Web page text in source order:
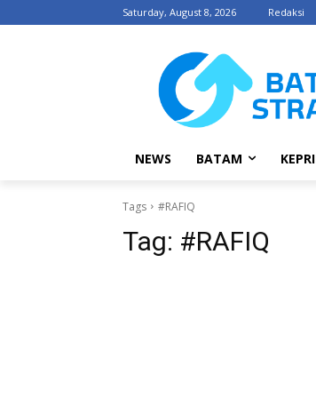
Saturday, August 8, 2026 Redaksi
NEWS BATAM KEPRI
Tags #RAFIQ
Tag: #RAFIQ